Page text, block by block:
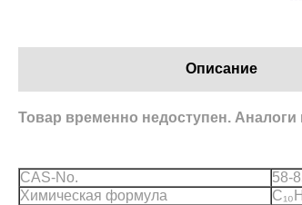
Описание
Товар временно недоступен. Аналоги
CAS-No.
58-
Химическая формула